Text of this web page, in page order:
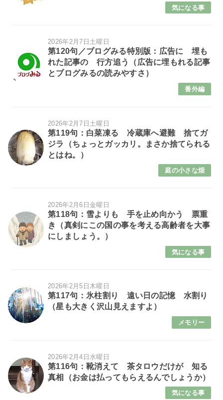
気になる事
2026年2月7日土曜日
第120句／ブログみる特別版：広告に 埋も
れた記事の 行方追う（広告に埋もれる記事
とブログみるの読みやすさ）
番外編
2026年2月7日土曜日
第119句：白菜凍る 冷蔵庫へ避難 捨てガ
ジラ（ちょっとガッカリ。まさか捨てられる
とはね。）
庭の小さな畑
2026年2月6日金曜日
第118句：雪よりも 手を止め向かう 票重
き（真剣にこの国の事を考える高齢者を大事
にしましょう。）
気になる事
2026年2月5日木曜日
第117句：氷柱割り 遠い日の記憶 水割り
（星も大きく沢山見えますよ）
メモリー
2026年2月4日水曜日
第116句：靴消えて 茶タロウだけが 知る
真相（お金は払ってもらえるんでしょうか）
気になる事